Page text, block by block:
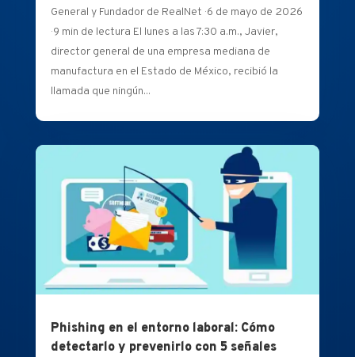
General y Fundador de RealNet · 6 de mayo de 2026
· 9 min de lectura El lunes a las 7:30 a.m., Javier,
director general de una empresa mediana de
manufactura en el Estado de México, recibió la
llamada que ningún...
Phishing en el entorno laboral: Cómo
detectarlo y prevenirlo con 5 señales